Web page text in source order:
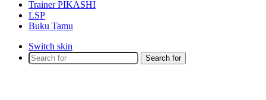
Trainer PIKASHI
LSP
Buku Tamu
Switch skin
Search for